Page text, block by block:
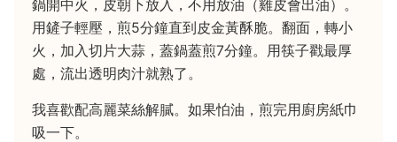
鍋開中火，皮朝下放入，不用放油（雞皮會出油）。
用鏟子輕壓，煎5分鐘直到皮金黃酥脆。翻面，轉小
火，加入切片大蒜，蓋鍋蓋煎7分鐘。用筷子戳最厚
處，流出透明肉汁就熟了。
我喜歡配高麗菜絲解膩。如果怕油，煎完用廚房紙巾
吸一下。